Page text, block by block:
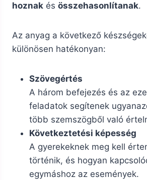
hoznak és összehasonlítanak.
Az anyag a következő
különösen hatékonyan:
Szövegértés
A három befejezés és az
feladatok segítenek
több szemszögből való
Következtetési képesség
A gyerekeknek meg kell
történik, és hogyan
egymáshoz az események.